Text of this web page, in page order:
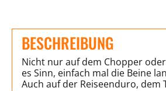
BESCHREIBUNG
Nicht nur auf dem Chopper
es Sinn, einfach mal die Beine
Auch auf der Reiseenduro, dem